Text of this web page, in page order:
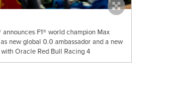
announces F1® world champion Max
new global 0.0 ambassador and a new
Oracle Red Bull Racing 4